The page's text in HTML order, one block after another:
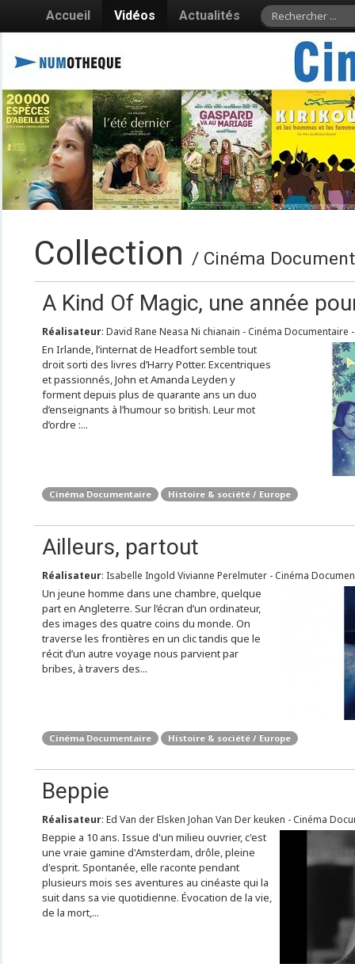
Accueil Vidéos Actualités
Collection / Cinéma
A Kind Of Magic, une année
Réalisateur: David Rane Neasa Ni chianain - Cinéma Documentaire
En Irlande, l’internat de Headfort semble tout
droit sorti des livres d’Harry Potter. Excentriques
et passionnés, John et Amanda Leyden y
forment depuis plus de quarante ans un duo
d’enseignants à l’humour so british. Leur mot
d’ordre :...
Cinéma Documentaire Histoire & société / Europe
Ailleurs, partout
Réalisateur: Isabelle Ingold Vivianne Perelmuter - Cinéma
Un jeune homme dans une chambre, quelque
part en Angleterre. Sur l’écran d’un ordinateur,
des images des quatre coins du monde. On
traverse les frontières en un clic tandis que le
récit d’un autre voyage nous parvient par
bribes, à travers des...
Cinéma Documentaire Histoire & société / Europe
Beppie
Réalisateur: Ed Van der Elsken Johan Van Der keuken - Cinéma
Beppie a 10 ans. Issue d'un milieu ouvrier, c'est
une vraie gamine d'Amsterdam, drôle, pleine
d'esprit. Spontanée, elle raconte pendant
plusieurs mois ses aventures au cinéaste qui la
suit dans sa vie quotidienne. Évocation de la vie,
de la mort,...